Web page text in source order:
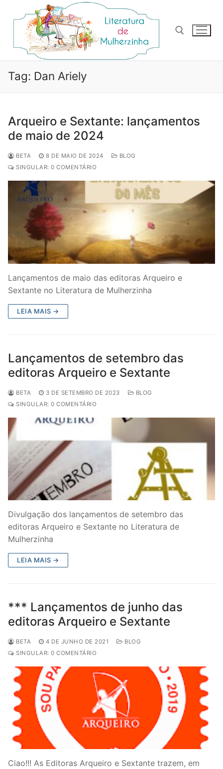
para
conteúdo
Tag: Dan Ariely
Arqueiro e Sextante: lançamentos
de maio de 2024
BETA 8 DE MAIO DE 2024
BLOG
SINGULAR: 0 COMENTÁRIO
Lançamentos de maio das editoras Arqueiro e
Sextante no Literatura de Mulherzinha
LEIA MAIS →
Lançamentos de setembro das
editoras Arqueiro e Sextante
BETA 3 DE SETEMBRO DE 2023
BLOG
SINGULAR: 0 COMENTÁRIO
Divulgação dos lançamentos de setembro das
editoras Arqueiro e Sextante no Literatura de
Mulherzinha
LEIA MAIS →
*** Lançamentos de junho das
editoras Arqueiro e Sextante
BETA 4 DE JUNHO DE 2021
BLOG
SINGULAR: 0 COMENTÁRIO
Ciao!!! As Editoras Arqueiro e Sextante trazem, em